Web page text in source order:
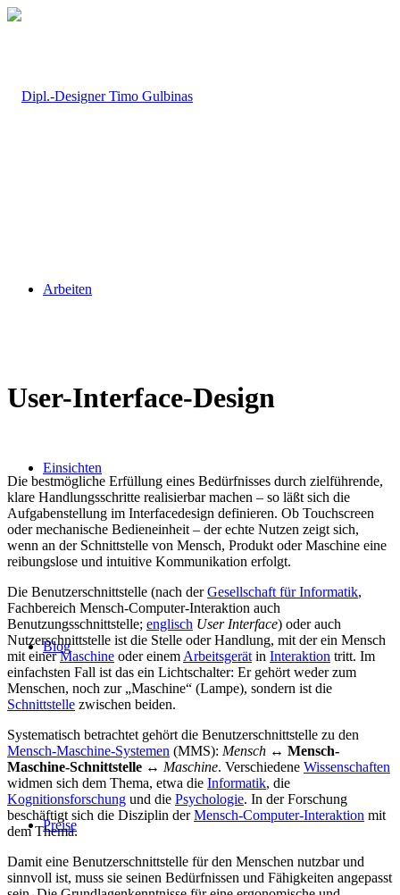
Arbeiten
Einsichten
Blog
Preise
User-Interface-Design
Die bestmögliche Erfüllung eines Bedürfnisses durch zielführende,
klare Handlungsschritte realisierbar machen – so läßt sich die
Aufgabenstellung im Interfacedesign definieren. Ob Touchscreen
oder mechanische Bedieneinheit – der echte Nutzen zeigt sich,
wenn an der Schnittstelle von Mensch, Produkt oder Maschine eine
reibungslose und intuitive Kommunikation erfolgt.
Die Benutzerschnittstelle (nach derGesellschaft für Informatik,
Fachbereich Mensch-Computer-Interaktion auch
Benutzungsschnittstelle; englisch User Interface) oder auch
Nutzerschnittstelle ist die Stelle oder Handlung, mit der ein Mensch
mit einerMaschine oder einem Arbeitsgerät in Interaktion tritt. Im
einfachsten Fall ist das ein Lichtschalter: Er gehört weder zum
Menschen, noch zur „Maschine“ (Lampe), sondern ist die
Schnittstelle zwischen beiden.
Systematisch betrachtet gehört die Benutzerschnittstelle zu den
Mensch-Maschine-Systemen (MMS): Mensch ↔ Mensch-
Maschine-Schnittstelle ↔ Maschine. Verschiedene Wissenschaften
widmen sich dem Thema, etwa die Informatik, die
Kognitionsforschung und die Psychologie. In der Forschung
beschäftigt sich die Disziplin derMensch-Computer-Interaktion mit
dem Thema.
Damit eine Benutzerschnittstelle für den Menschen nutzbar und
sinnvoll ist, muss sie seinen Bedürfnissen und Fähigkeiten angepasst